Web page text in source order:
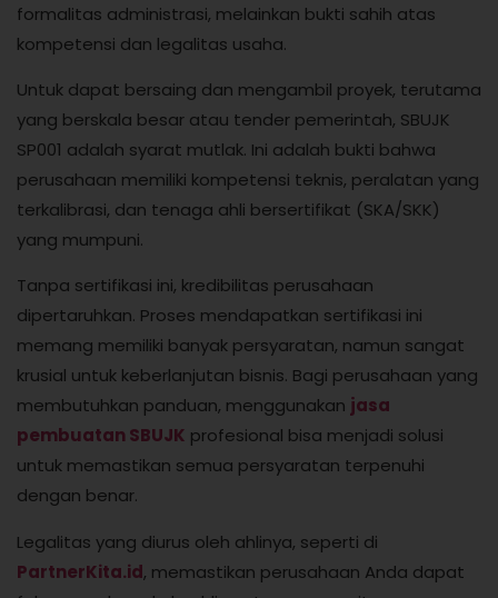
formalitas administrasi, melainkan bukti sahih atas
kompetensi dan legalitas usaha.
Untuk dapat bersaing dan mengambil proyek, terutama
yang berskala besar atau tender pemerintah, SBUJK
SP001 adalah syarat mutlak. Ini adalah bukti bahwa
perusahaan memiliki kompetensi teknis, peralatan yang
terkalibrasi, dan tenaga ahli bersertifikat (SKA/SKK)
yang mumpuni.
Tanpa sertifikasi ini, kredibilitas perusahaan
dipertaruhkan. Proses mendapatkan sertifikasi ini
memang memiliki banyak persyaratan, namun sangat
krusial untuk keberlanjutan bisnis. Bagi perusahaan yang
membutuhkan panduan, menggunakan jasa
pembuatan SBUJK profesional bisa menjadi solusi
untuk memastikan semua persyaratan terpenuhi
dengan benar.
Legalitas yang diurus oleh ahlinya, seperti di
PartnerKita.id, memastikan perusahaan Anda dapat